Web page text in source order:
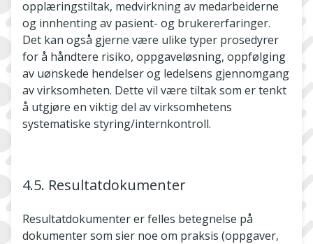
opplæringstiltak, medvirkning av medarbeiderne
og innhenting av pasient- og brukererfaringer.
Det kan også gjerne være ulike typer prosedyrer
for å håndtere risiko, oppgaveløsning, oppfølging
av uønskede hendelser og ledelsens gjennomgang
av virksomheten. Dette vil være tiltak som er tenkt
å utgjøre en viktig del av virksomhetens
systematiske styring/internkontroll.
4.5. Resultatdokumenter
Resultatdokumenter er felles betegnelse på
dokumenter som sier noe om praksis (oppgaver,